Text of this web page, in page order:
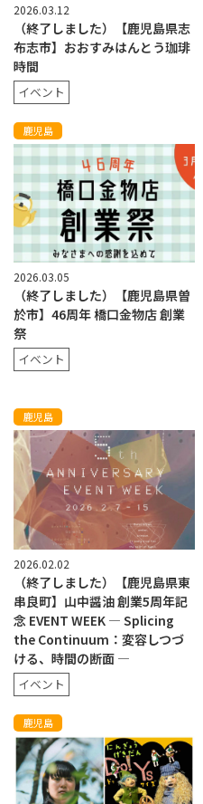
2026.03.12
（終了しました）【鹿児島県志
布志市】おおすみはんとう珈琲
時間
イベント
鹿児島
2026.03.05
（終了しました）【鹿児島県曽
於市】46周年 橋口金物店 創業
祭
イベント
鹿児島
2026.02.02
（終了しました）【鹿児島県東
串良町】山中醤油 創業5周年記
念 EVENT WEEK — Splicing
the Continuum：変容しつづ
ける、時間の断面 —
イベント
鹿児島